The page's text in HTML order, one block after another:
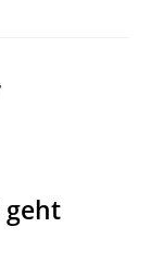
geht